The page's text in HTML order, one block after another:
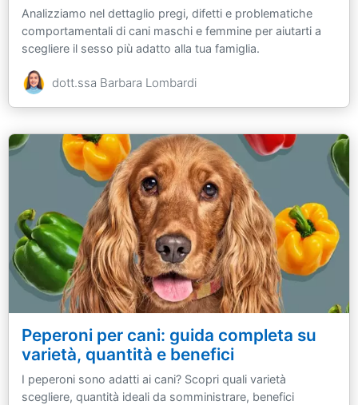
Analizziamo nel dettaglio pregi, difetti e problematiche
comportamentali di cani maschi e femmine per aiutarti a
scegliere il sesso più adatto alla tua famiglia.
dott.ssa Barbara Lombardi
Peperoni per cani: guida completa su
varietà, quantità e benefici
I peperoni sono adatti ai cani? Scopri quali varietà
scegliere, quantità ideali da somministrare, benefici